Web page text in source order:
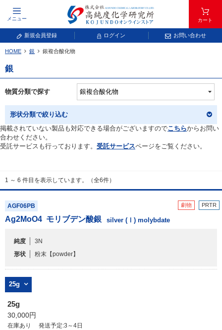
メニュー カート
新規会員登録 ログイン お問い合わせ
元素周期表をタップすると、拡大表示されます。拡大した表から元素記号をタップ
し、一覧へ移動してください。
常温常圧で気体であり、弊社では取り扱いしておりません。
放射性元素または人工元素であり、弊社では取り扱いしておりません。
キーワードで検索する
CAS番号で検索
HOME 銀 銀複合酸化物
銀
物質分類で探す
形状分類で絞り込む
掲載されていない製品も対応できる場合がございますのでこちらからお問い
合わせください。
受託サービスも行っております。 受託サービスページをご覧ください。
1 ～ 6 件目を表示しています。（全6件）
劇物 PRTR
AGF06PB
Ag2MoO4 モリブデン酸銀 silver (Ⅰ) molybdate
純度
3N
形状
粉末 【powder】
25g
25g
30,000円
在庫あり 発送予定:3～4日